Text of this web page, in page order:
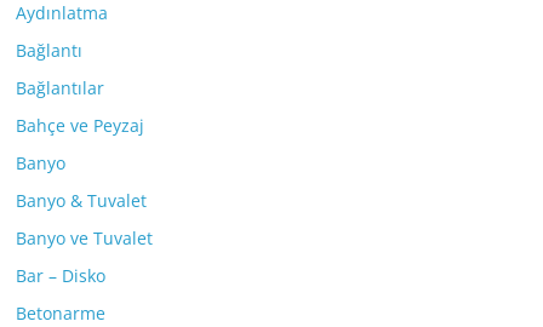
Aydınlatma
Bağlantı
Bağlantılar
Bahçe ve Peyzaj
Banyo
Banyo & Tuvalet
Banyo ve Tuvalet
Bar – Disko
Betonarme